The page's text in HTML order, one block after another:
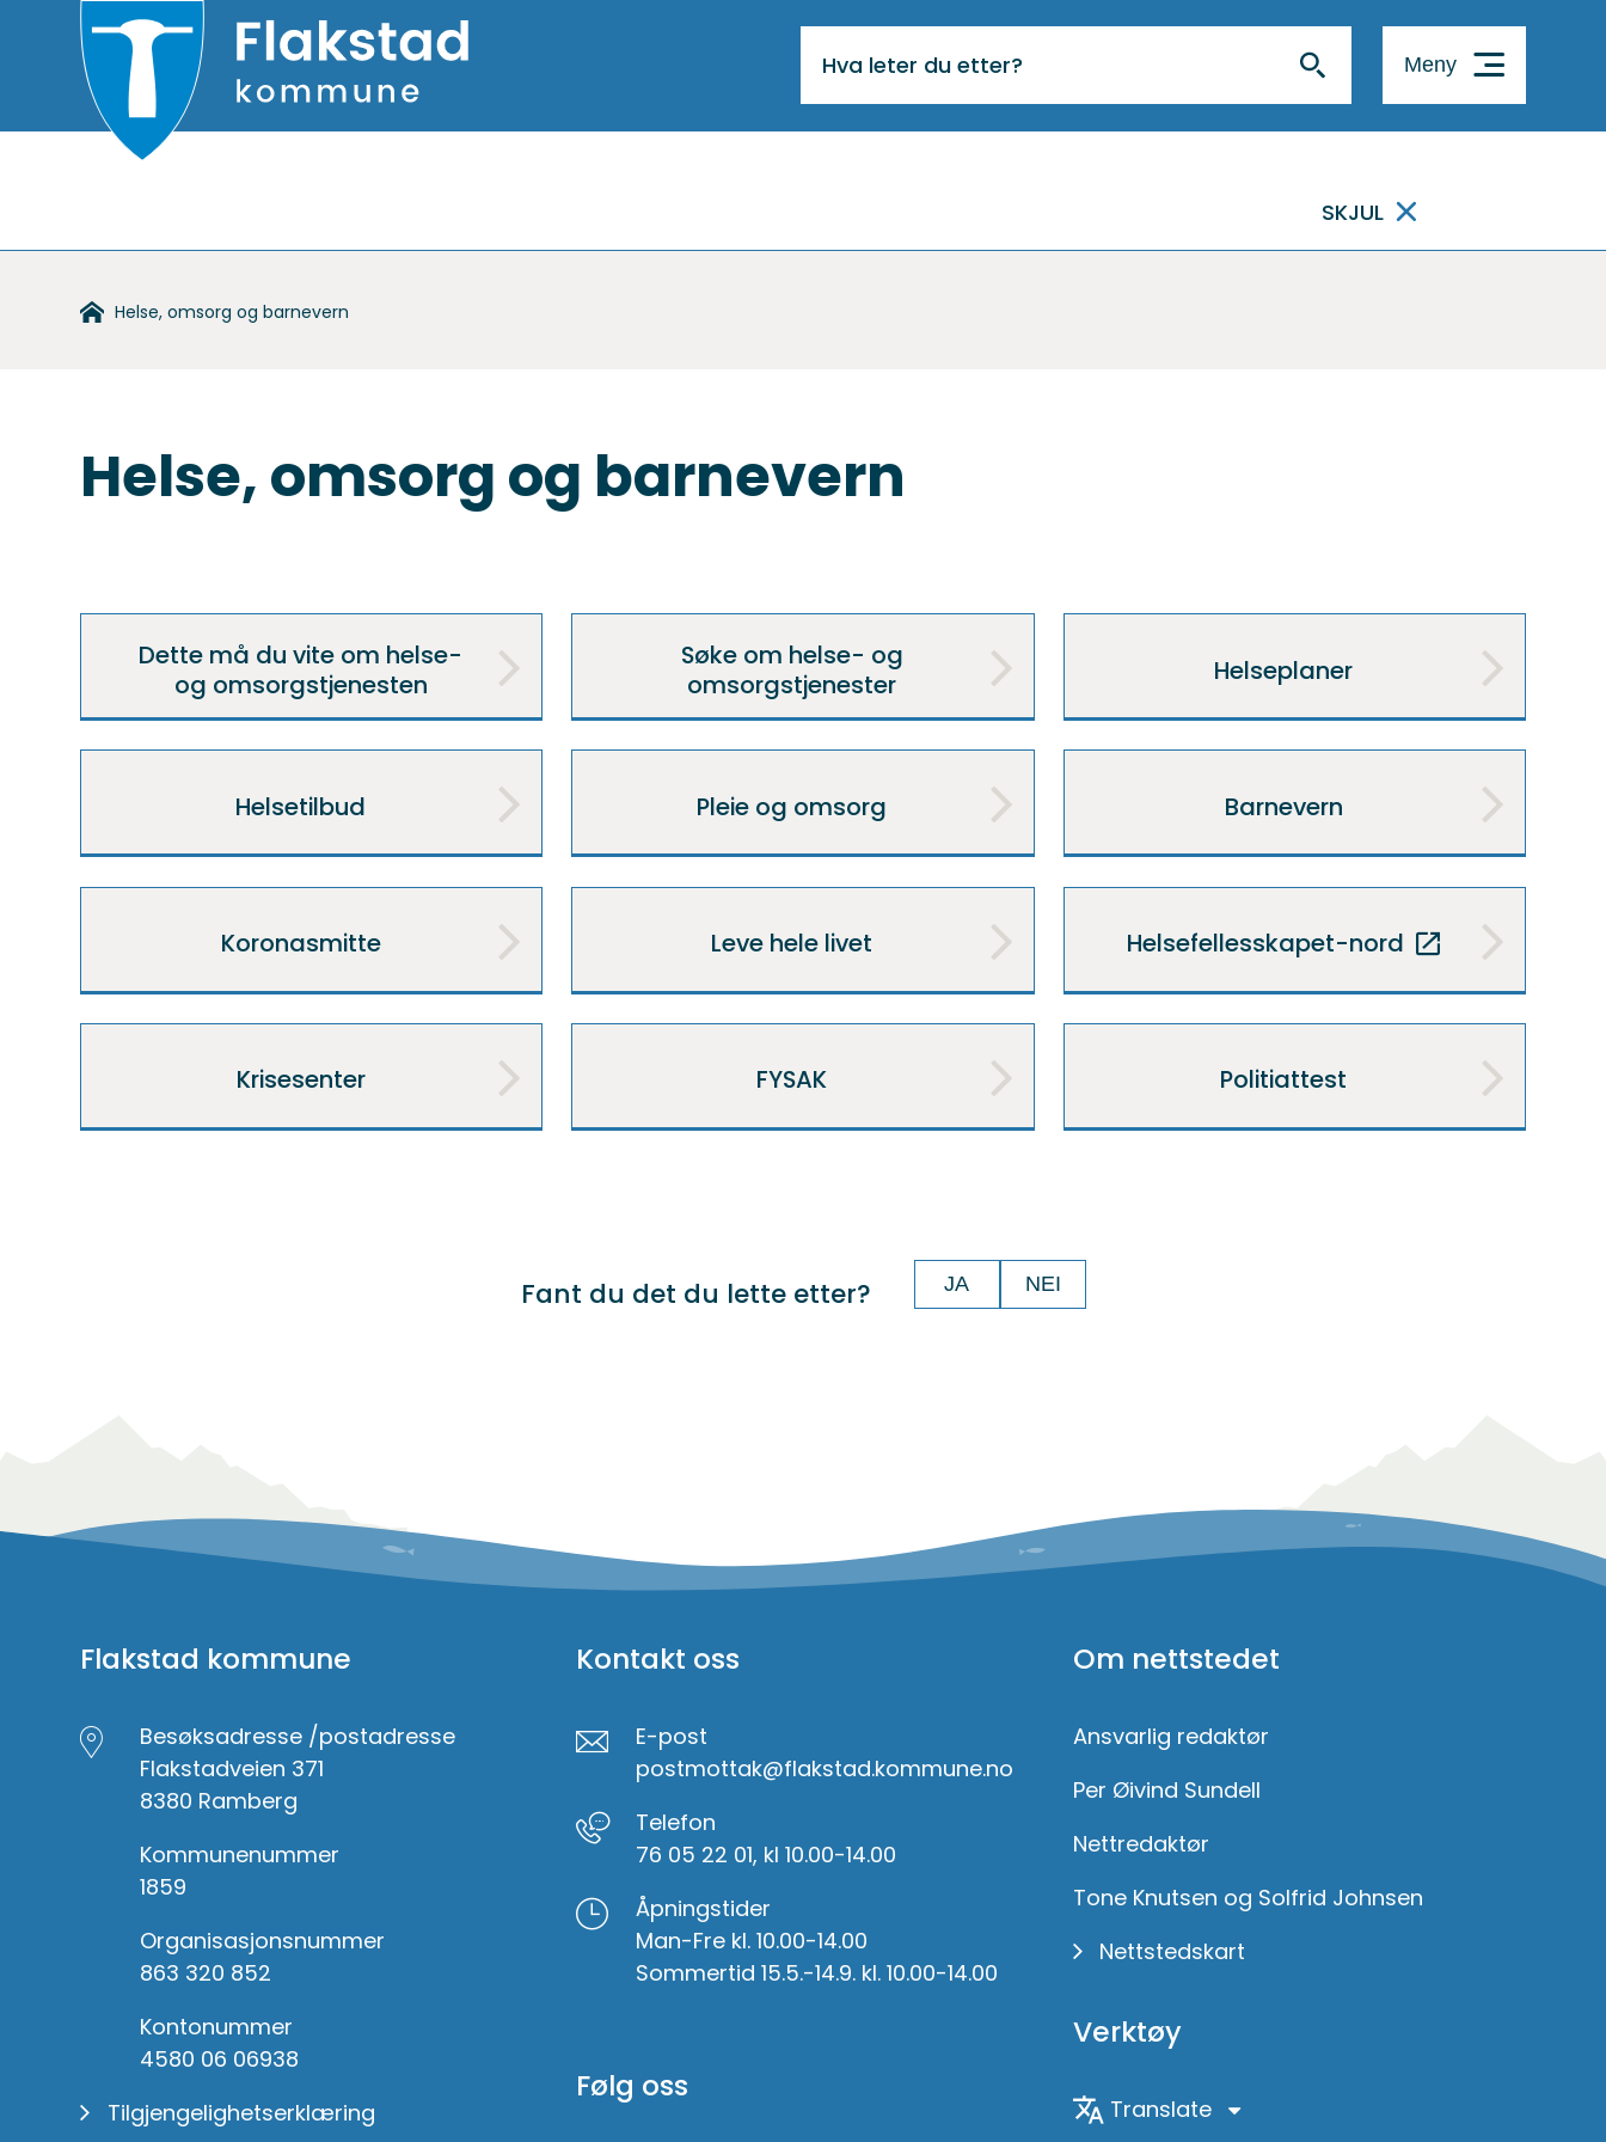
Flakstad
kommune
Meny
MELDING
SKJUL
Du Helse, omsorg og barnevern
Helse, omsorg og barnevern
Dette må du vite om helse-
og omsorgstjenesten
Søke om helse- og
omsorgstjenester
Helseplaner
Helsetilbud Pleie og omsorg Barnevern
Koronasmitte Leve hele livet Helsefellesskapet-nord
Krisesenter FYSAK Politiattest
Fant du det du lette etter? JA NEI
Flakstad kommune
Besøksadresse /postadresse
Flakstadveien 371
8380 Ramberg
Kommunenummer
1859
Organisasjonsnummer
863 320 852
Kontonummer
4580 06 06938
Tilgjengelighetserklæring
Kontakt oss
E-post
postmottak@flakstad.kommune.no
Telefon
76 05 22 01, kl 10.00-14.00
Åpningstider
Man-Fre kl. 10.00-14.00
Sommertid 15.5.-14.9. kl. 10.00-14.00
Følg oss
Om nettstedet
Ansvarlig redaktør
Per Øivind Sundell
Nettredaktør
Tone Knutsen og Solfrid Johnsen
Nettstedskart
Verktøy
Translate